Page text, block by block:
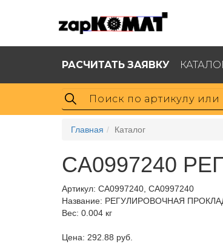
РАСЧИТАТЬ ЗАЯВКУ
Главная Каталог
CA0997240
Артикул: CA0997240, CA0997240
Название: РЕГУЛИРОВОЧНАЯ
Вес: 0.004 кг
Цена: 292.88 руб.